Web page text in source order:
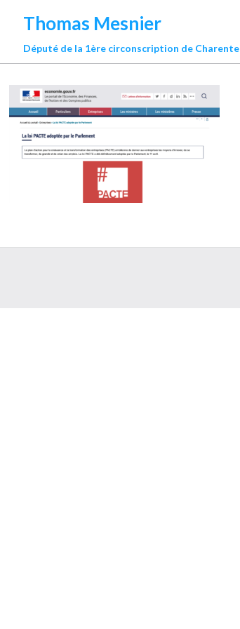
Thomas Mesnier
Député de la 1ère circonscription de Charente